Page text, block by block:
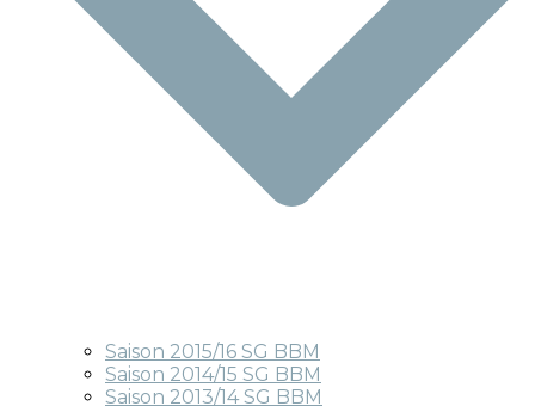
Saison 2015/16 SG BBM
Saison 2014/15 SG BBM
Saison 2013/14 SG BBM